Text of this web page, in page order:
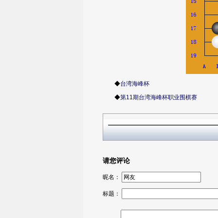
◆台湾海峰杯
◆第11期台湾海峰杯职业围棋赛
请您评论
昵名：
标题：